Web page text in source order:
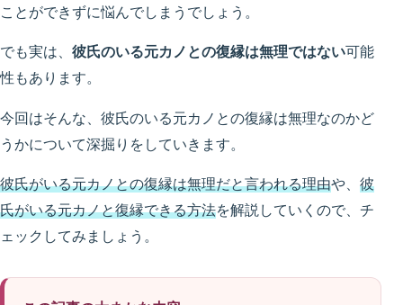
ことができずに悩んでしまうでしょう。
でも実は、 彼氏のいる元カノとの復縁は無理ではない可能
性もあります。
今回はそんな、彼氏のいる元カノとの復縁は無理なのかど
うかについて深掘りをしていきます。
彼氏がいる元カノとの復縁は無理だと言われる理由や、 彼
氏がいる元カノと復縁できる方法を解説していくので、チ
ェックしてみましょう。